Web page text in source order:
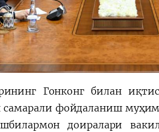
Гонконг билан
самарали фойдаланиш
доиралари